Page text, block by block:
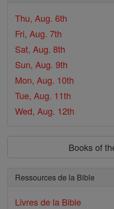
Thu, Aug. 6th
Fri, Aug. 7th
Sat, Aug. 8th
Sun, Aug. 9th
Mon, Aug. 10th
Tue, Aug. 11th
Wed, Aug. 12th
Books of
Ressources de la Bible
Livres de la Bible